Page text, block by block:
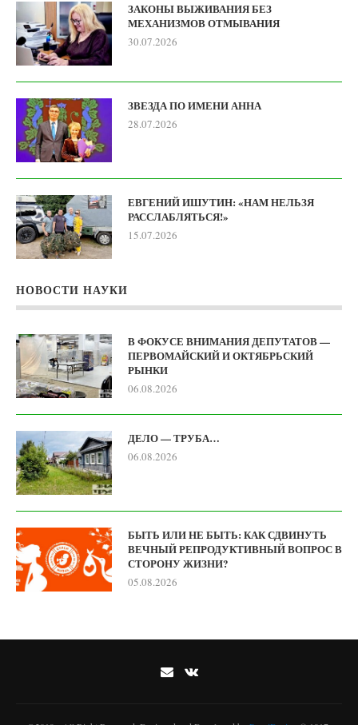
ЗАКОНЫ ВЫЖИВАНИЯ БЕЗ
МЕХАНИЗМОВ ОТМЫВАНИЯ
30.07.2026
ЗВЕЗДА ПО ИМЕНИ АННА
28.07.2026
ЕВГЕНИЙ ИШУТИН: «НАМ НЕЛЬЗЯ
РАССЛАБЛЯТЬСЯ!»
15.07.2026
НОВОСТИ НАУКИ
В ФОКУСЕ ВНИМАНИЯ ДЕПУТАТОВ —
ПЕРВОМАЙСКИЙ И ОКТЯБРЬСКИЙ
РЫНКИ
06.08.2026
ДЕЛО — ТРУБА…
06.08.2026
БЫТЬ ИЛИ НЕ БЫТЬ: КАК СДВИНУТЬ
ВЕЧНЫЙ РЕПРОДУКТИВНЫЙ ВОПРОС В
СТОРОНУ ЖИЗНИ?
05.08.2026